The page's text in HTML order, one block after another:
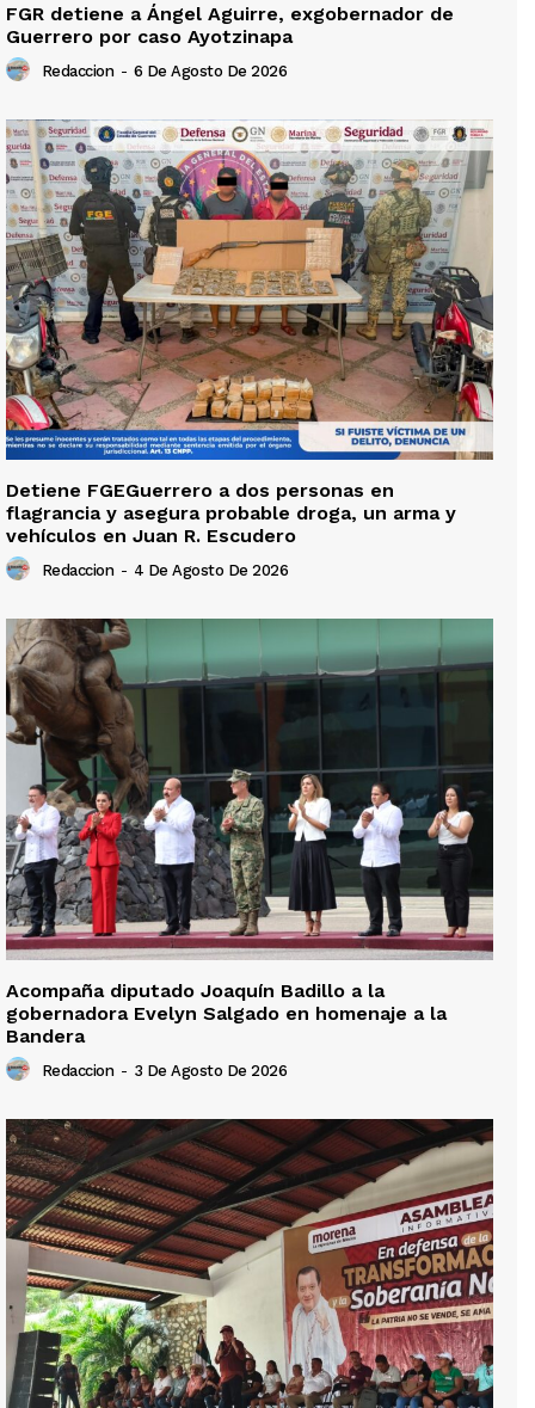
FGR detiene a Ángel Aguirre, exgobernador de
Guerrero por caso Ayotzinapa
Redaccion - 6 De Agosto De 2026
Detiene FGEGuerrero a dos personas en
flagrancia y asegura probable droga, un arma y
vehículos en Juan R. Escudero
Redaccion - 4 De Agosto De 2026
Acompaña diputado Joaquín Badillo a la
gobernadora Evelyn Salgado en homenaje a la
Bandera
Redaccion - 3 De Agosto De 2026